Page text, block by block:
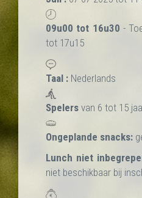
09u00 tot 16u30 -
tot 17u15
Taal : Nederlands
Spelers van 6 tot 15
Ongeplande snacks:
Lunch niet
niet beschikbaar bij